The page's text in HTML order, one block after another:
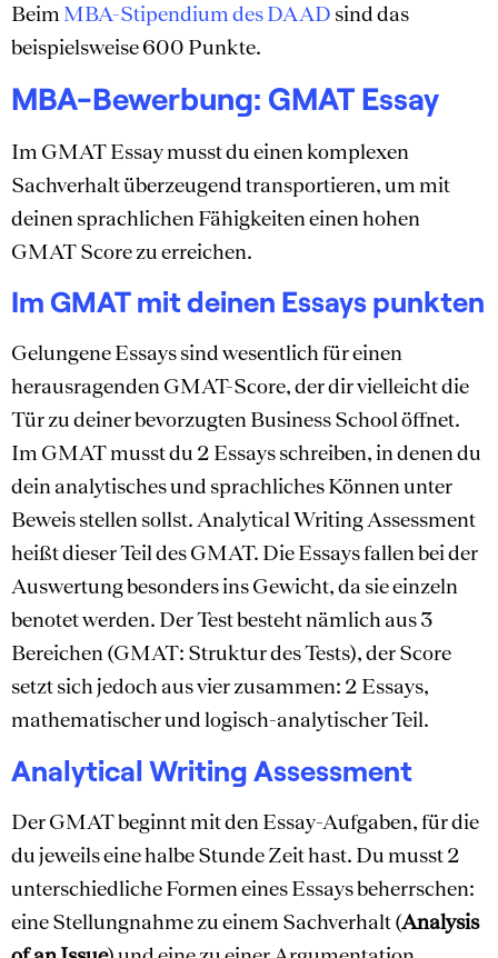
Beim MBA-Stipendium des DAAD sind das
beispielsweise 600 Punkte.
MBA-Bewerbung: GMAT Essay
Im GMAT Essay musst du einen komplexen
Sachverhalt überzeugend transportieren, um mit
deinen sprachlichen Fähigkeiten einen hohen
GMAT Score zu erreichen.
Im GMAT mit deinen Essays punkten
Gelungene Essays sind wesentlich für einen
herausragenden GMAT-Score, der dir vielleicht die
Tür zu deiner bevorzugten Business School öffnet.
Im GMAT musst du 2 Essays schreiben, in denen du
dein analytisches und sprachliches Können unter
Beweis stellen sollst. Analytical Writing Assessment
heißt dieser Teil des GMAT. Die Essays fallen bei der
Auswertung besonders ins Gewicht, da sie einzeln
benotet werden. Der Test besteht nämlich aus 3
Bereichen (GMAT: Struktur des Tests), der Score
setzt sich jedoch aus vier zusammen: 2 Essays,
mathematischer und logisch-analytischer Teil.
Analytical Writing Assessment
Der GMAT beginnt mit den Essay-Aufgaben, für die
du jeweils eine halbe Stunde Zeit hast. Du musst 2
unterschiedliche Formen eines Essays beherrschen:
eine Stellungnahme zu einem Sachverhalt (Analysis